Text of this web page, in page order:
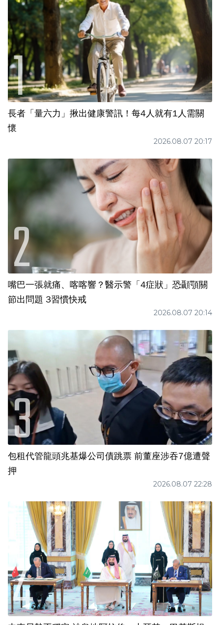
長者「量六力」揪出健康警訊！每4人就有1人需關
懷
2026.08.07 20:17
嘴巴一張就痛、喀喀響？醫示警「4症狀」恐顳顎關
節出問題 3習慣快戒
2026.08.07 20:14
包租代管龍頭兆基爆公司債跳票 前董座涉吞7億遭聲
押
2026.08.07 22:28